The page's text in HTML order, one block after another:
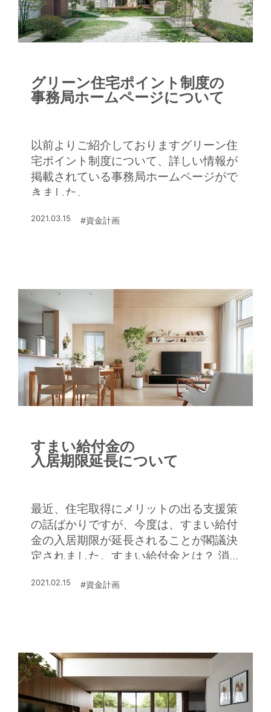
グリーン住宅ポイント制度の
事務局ホームページについて
以前よりご紹介しておりますグリーン住
宅ポイント制度について、詳しい情報が
掲載されている事務局ホームページがで
きました。
2021.03.15 #資金計画
すまい給付金の
入居期限延長について
最近、住宅取得にメリットの出る支援策
の話ばかりですが、今度は、すまい給付
金の入居期限が延長されることが閣議決
定されました。すまい給付金とは？ 消
2021.02.15 #資金計画